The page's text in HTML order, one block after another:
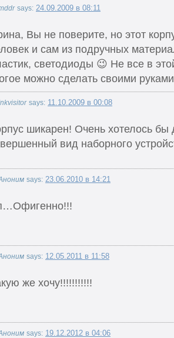
says: 24.09.2009 в 08:11
Вы не поверите, но этот
и сам из подручных
светодиоды 😉 Не все в
можно сделать своими
says: 11.10.2009 в 00:08
шикарен! Очень хотелось бы
вид наборного
says: 23.06.2010 в 14:21
says: 12.05.2011 в 11:58
же хочу!!!!!!!!!!!
says: 19.12.2012 в 04:06